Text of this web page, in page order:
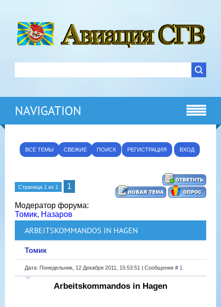
NAVIGATION
ВСЕ ТЕМЫ СВЕЖИЕ ПОИСК РЕГИСТРАЦИЯ ВХОД
Страница 1 из 1 1
Модератор форума:
Томик, Назаров
ARBEITSKOMMANDOS IN HAGEN
Томик
Дата: Понедельник, 12 Декабря 2011, 15:53:51 | Сообщение # 1
Arbeitskommandos in Hagen